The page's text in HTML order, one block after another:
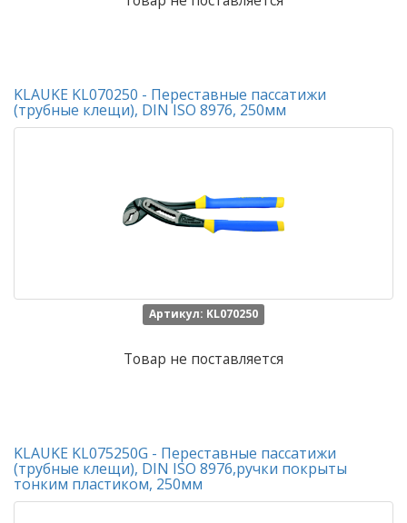
KLAUKE KL070250 - Переставные пассатижи
(трубные клещи), DIN ISO 8976, 250мм
Артикул: KL070250
Товар не поставляется
KLAUKE KL075250G - Переставные пассатижи
(трубные клещи), DIN ISO 8976,ручки покрыты
тонким пластиком, 250мм